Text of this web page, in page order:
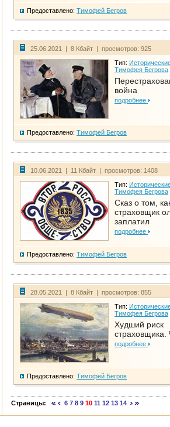
Предоставлено: Тимофей Бегров
25.06.2021 | 8 Кбайт | просмотров: 925
Тип:
Тимофея Бегрова
война
подробнее
Предоставлено: Тимофей Бегров
10.06.2021 | 11 Кбайт | просмотров: 1408
Тип:
Тимофея Бегрова
Сказ о том,
страховщик
заплатил
подробнее
Предоставлено: Тимофей Бегров
28.05.2021 | 8 Кбайт | просмотров: 855
Тип:
Тимофея Бегрова
Худший риск
страховщика.
подробнее
Предоставлено: Тимофей Бегров
Страницы: 6 7 8 9 10 11 12 13 14